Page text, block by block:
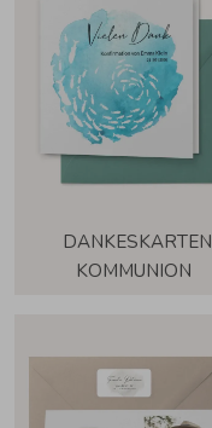
DANKESKARTEN
KOMMUNION